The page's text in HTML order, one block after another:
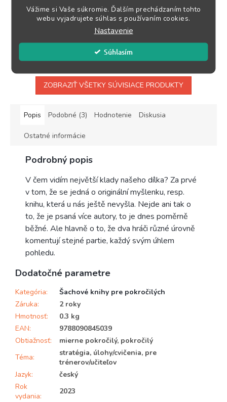
Vážime si Vaše súkromie. Ďalším prechádzaním tohto
webu vyjadrujete súhlas s používaním cookies.
Nastavenie
Súhlasím
Držíte v rukou sbírku taktických
příkladů pro pokročilé- již 5. díl.
Řečeno slovy klasika -...
Vydanie 2022Počet strán
104Formát A6Jazyk
českýMäkká väzba ...
ZOBRAZIŤ VŠETKY SÚVISIACE PRODUKTY
Popis Podobné (3) Hodnotenie Diskusia
Ostatné informácie
Podrobný popis
V čem vidím největší klady našeho dílka? Za prvé
v tom, že se jedná o originální myšlenku, resp.
knihu, která u nás ještě nevyšla. Nejde ani tak o
to, že je psaná více autory, to je dnes poměrně
běžné. Ale hlavně o to, že dva hráči různé úrovně
komentují stejné partie, každý svým úhlem
pohledu.
Dodatočné parametre
Kategória:
Šachové knihy pre pokročilých
Záruka:
2 roky
Hmotnosť:
0.3 kg
EAN:
9788090845039
Obtiažnosť:
mierne pokročilý, pokročilý
Téma:
stratégia, úlohy/cvičenia, pre
trénerov/učiteľov
Jazyk:
český
Rok
vydania:
2023